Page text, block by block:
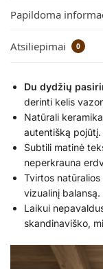
Papildoma
Atsiliepimai 0
Du dydžių
derinti kelis
Natūrali
autentišką pojūtį.
Subtili matinė
neperkrauna
Tvirtos
vizualinį balansą.
Laikui
skandinaviško,